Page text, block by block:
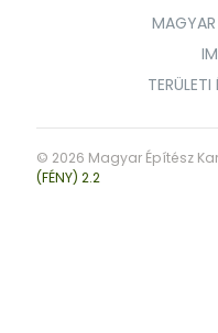
© 2026 Magyar Építész
(FÉNY) 2.2